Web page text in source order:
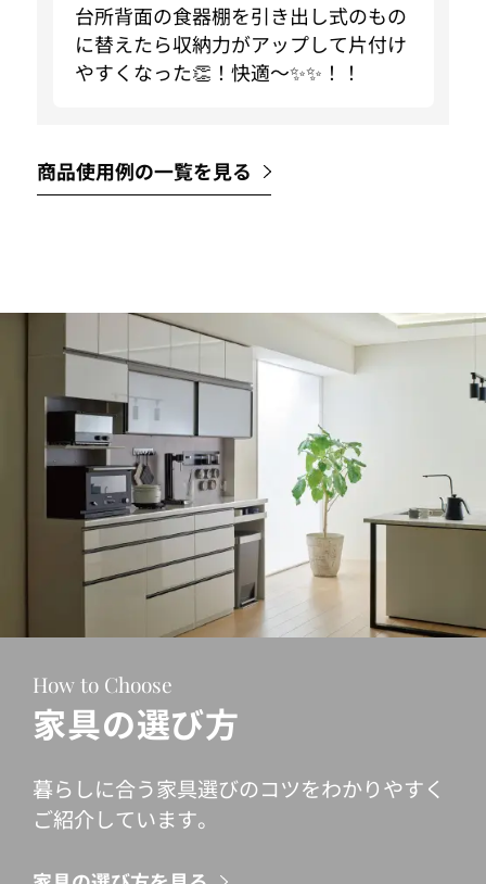
台所背面の食器棚を引き出し式のもの
に替えたら収納力がアップして片付け
やすくなった👏！快適〜✨✨！！
商品使用例の一覧を見る
How to Choose
家具の選び方
暮らしに合う家具選びのコツをわかりやすく
ご紹介しています。